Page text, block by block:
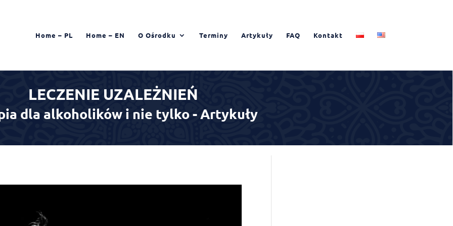
Home – PL Home – EN O Ośrodku Terminy Artykuły FAQ Kontakt
LECZENIE UZALEŻNIEŃ
dla alkoholików i nie tylko - Artykuły